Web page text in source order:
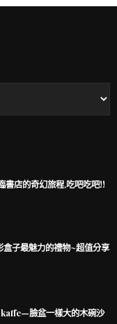
書店的奇幻旅程,吃吧吃吧!!
子最魅力的禮物~超值分享
臉盆一樣大的木碗沙